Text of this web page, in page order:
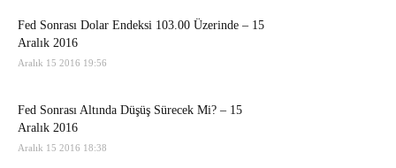
Fed Sonrası Dolar Endeksi 103.00 Üzerinde – 15
Aralık 2016
Aralık 15 2016 19:56
Fed Sonrası Altında Düşüş Sürecek Mi? – 15
Aralık 2016
Aralık 15 2016 18:38